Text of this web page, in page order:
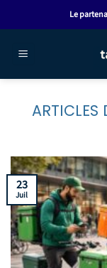
au
Le
23
Juil